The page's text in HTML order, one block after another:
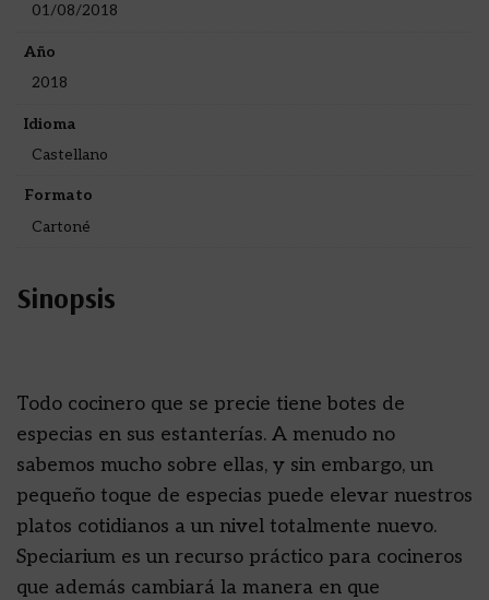
01/08/2018
Año
2018
Idioma
Castellano
Formato
Cartoné
Sinopsis
Todo cocinero que se precie tiene botes de
especias en sus estanterías. A menudo no
sabemos mucho sobre ellas, y sin embargo, un
pequeño toque de especias puede elevar nuestros
platos cotidianos a un nivel totalmente nuevo.
Speciarium es un recurso práctico para cocineros
que además cambiará la manera en que